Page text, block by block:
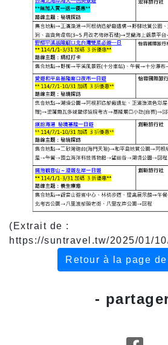
(Extrait de :
https://suntravel.tw/2025/01/
Retour à la page
-